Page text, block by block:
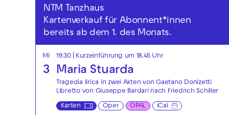
NTM Tanzhaus
Kartenverkauf für Abonnent*innen
bereits ab dem 1. des Monats.
Mi
3
19:30 | Kurzeinführung um 18.45 Uhr
Maria Stuarda
Tragedia lirica in zwei Akten von Gaetano Donizetti
Libretto von Giuseppe Bardari nach Friedrich Schiller
Karten Oper OPAL iCal